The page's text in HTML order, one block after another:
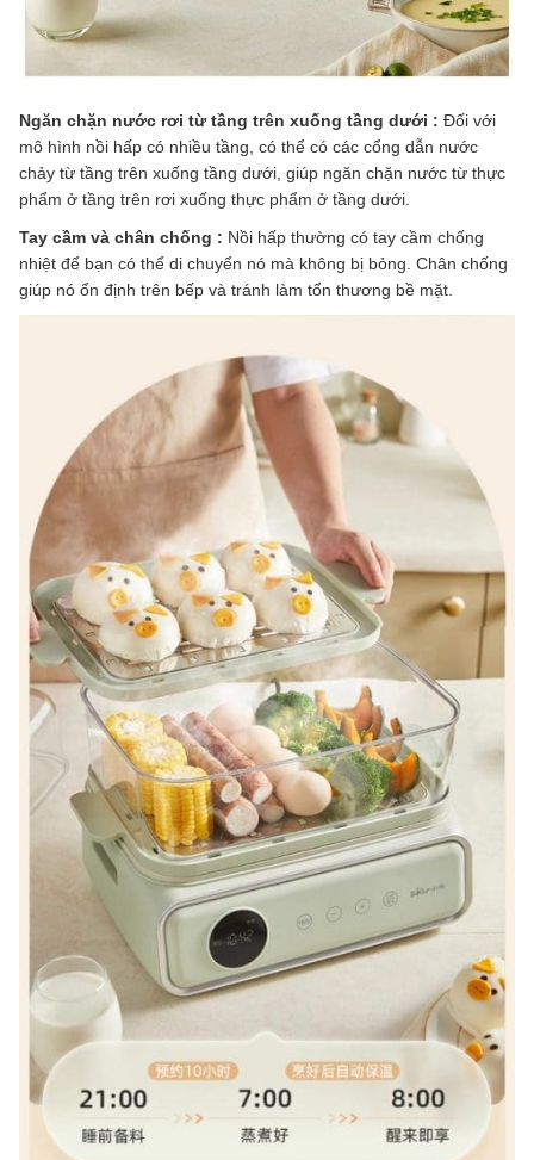
Ngăn chặn nước rơi từ tầng trên xuống tầng dưới : Đối với
mô hình nồi hấp có nhiều tầng, có thể có các cổng dẫn nước
chảy từ tầng trên xuống tầng dưới, giúp ngăn chặn nước từ thực
phẩm ở tầng trên rơi xuống thực phẩm ở tầng dưới.
Tay cầm và chân chống : Nồi hấp thường có tay cầm chống
nhiệt để bạn có thể di chuyển nó mà không bị bỏng. Chân chống
giúp nó ổn định trên bếp và tránh làm tổn thương bề mặt.